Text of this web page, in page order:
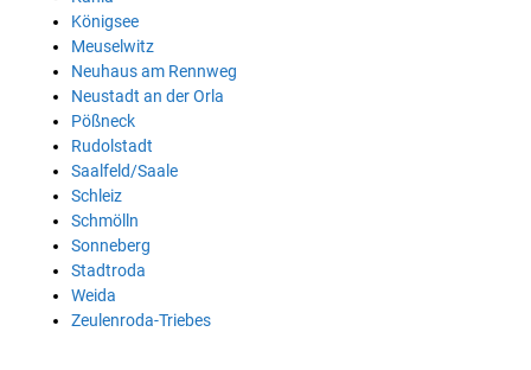
Königsee
Meuselwitz
Neuhaus am Rennweg
Neustadt an der Orla
Pößneck
Rudolstadt
Saalfeld/Saale
Schleiz
Schmölln
Sonneberg
Stadtroda
Weida
Zeulenroda-Triebes